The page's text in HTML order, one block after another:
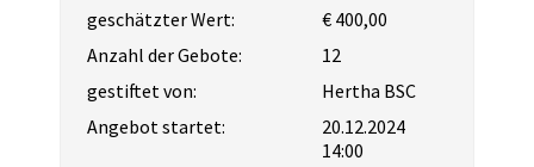
geschätzter Wert:
€ 400,00
Anzahl der Gebote:
12
gestiftet von:
Hertha BSC
Angebot startet:
20.12.2024
14:00